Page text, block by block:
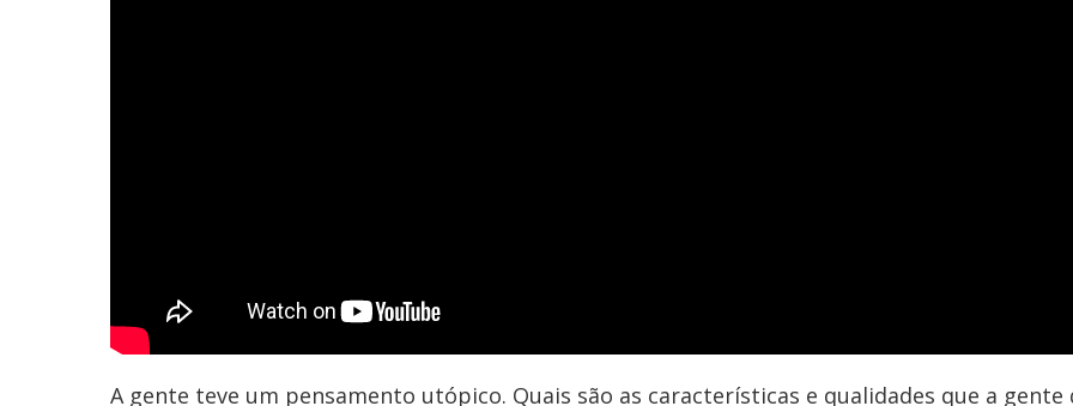
A gente teve um pensamento utópico. Quais são as características e qualidades que a gente